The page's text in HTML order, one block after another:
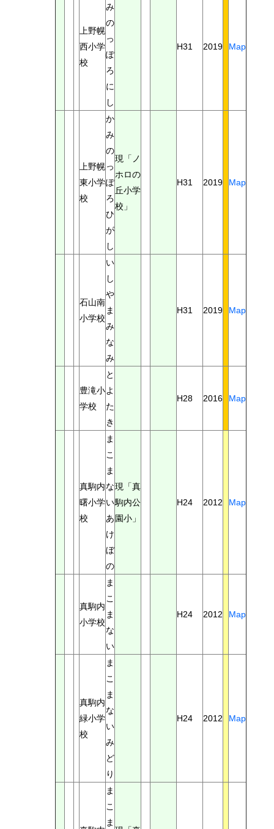
上野幌
西小学
校
み
の
っ
ぽ
ろ
に
し
H31 2019 Map
上野幌
東小学
校
か
み
の
っ
ぽ
ろ
ひ
が
し
現「ノ
ホロの
丘小学
校」
H31 2019 Map
石山南
小学校
い
し
や
ま
み
な
み
H31 2019 Map
豊滝小
学校
と
よ
た
き
H28 2016 Map
真駒内
曙小学
校
ま
こ
ま
な
い
あ
け
ぼ
の
現「真
駒内公
園小」
H24 2012 Map
真駒内
小学校
ま
こ
ま
な
い
H24 2012 Map
真駒内
緑小学
校
ま
こ
ま
な
い
み
ど
り
H24 2012 Map
ま
こ
ま